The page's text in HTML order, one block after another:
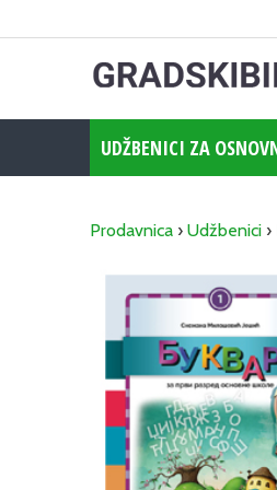
UDŽBENICI ZA
Prodavnica › Udžbenici ›